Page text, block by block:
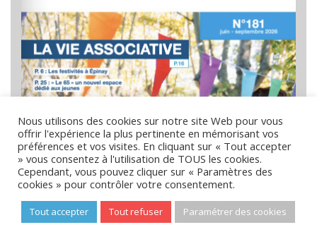
L’Écho n°181 (juin – septembre)
Nous utilisons des cookies sur notre site Web pour vous
offrir l'expérience la plus pertinente en mémorisant vos
préférences et vos visites. En cliquant sur « Tout accepter
» vous consentez à l'utilisation de TOUS les cookies.
Cependant, vous pouvez cliquer sur « Paramètres des
cookies » pour contrôler votre consentement.
Tout accepter Tout refuser Paramétrer des cookies